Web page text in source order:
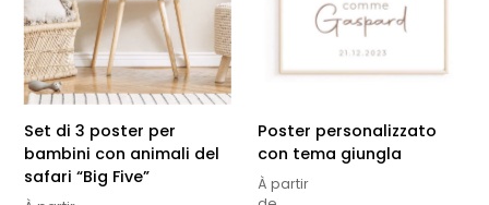
Set di 3 poster per
bambini con animali del
safari “Big Five”
Poster personalizzato
con tema giungla
À partir